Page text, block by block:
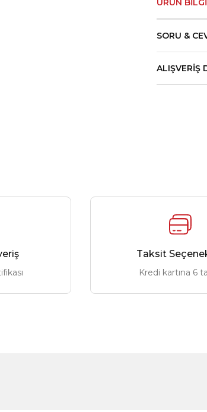
ÜRÜN
SORU &
ALIŞVERIŞ
Taksit
Kredi kartına 6